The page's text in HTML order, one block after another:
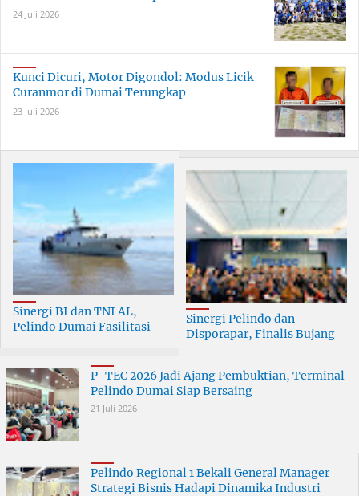
24 Juli 2026
Kunci Dicuri, Motor Digondol: Modus Licik
Curanmor di Dumai Terungkap
23 Juli 2026
Sinergi BI dan TNI AL,
Pelindo Dumai Fasilitasi
Sinergi Pelindo dan
Disporapar, Finalis Bujang
P-TEC 2026 Jadi Ajang Pembuktian, Terminal
Pelindo Dumai Siap Bersaing
21 Juli 2026
Pelindo Regional 1 Bekali General Manager
Strategi Bisnis Hadapi Dinamika Industri